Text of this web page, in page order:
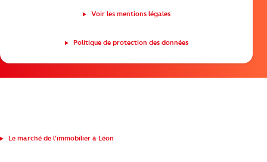
Voir les mentions légales
Politique de protection des données
Le marché de l'immobilier à Léon